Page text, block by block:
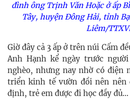
đình ông Trịnh Văn Hoặc ở ấp
Tây, huyện Đông Hải, tỉnh
Liêm/
Giờ đây cả 3 ấp ở trên núi Cấm
Anh Hạnh kể ngày trước
nghèo, nhưng nay nhờ có điện
triển kinh tế vườn đồi nên nên
định, trẻ em được đi học đầy đủ…